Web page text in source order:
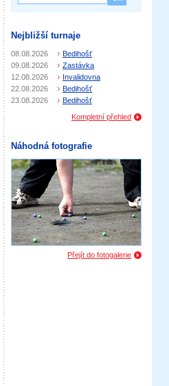
Nejbližší turnaje
08.08.2026
Bedihošť
09.08.2026
Zastávka
12.08.2026
Invalidovna
22.08.2026
Bedihošť
23.08.2026
Bedihošť
Kompletní přehled
Náhodná fotografie
Přejít do fotogalerie